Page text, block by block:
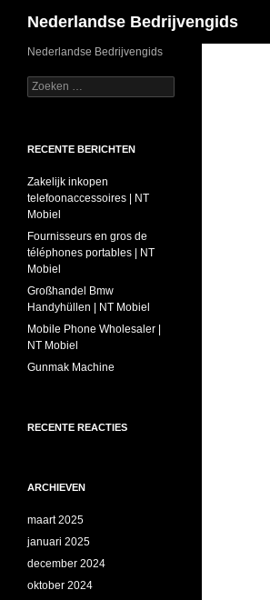
naar
Nederlandse Bedrijvengids
Nederlandse Bedrijvengids
Zoeken
naar:
RECENTE BERICHTEN
Zakelijk inkopen
telefoonaccessoires | NT
Mobiel
Fournisseurs en gros de
téléphones portables | NT
Mobiel
Großhandel Bmw
Handyhüllen | NT Mobiel
Mobile Phone Wholesaler |
NT Mobiel
Gunmak Machine
RECENTE REACTIES
ARCHIEVEN
maart 2025
januari 2025
december 2024
oktober 2024